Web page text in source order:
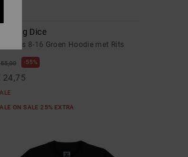
Burning Dice
Jongens 8-16 Groen Hoodie met Rits
55,00 55%
24,75
ON SALE 25% EXTRA